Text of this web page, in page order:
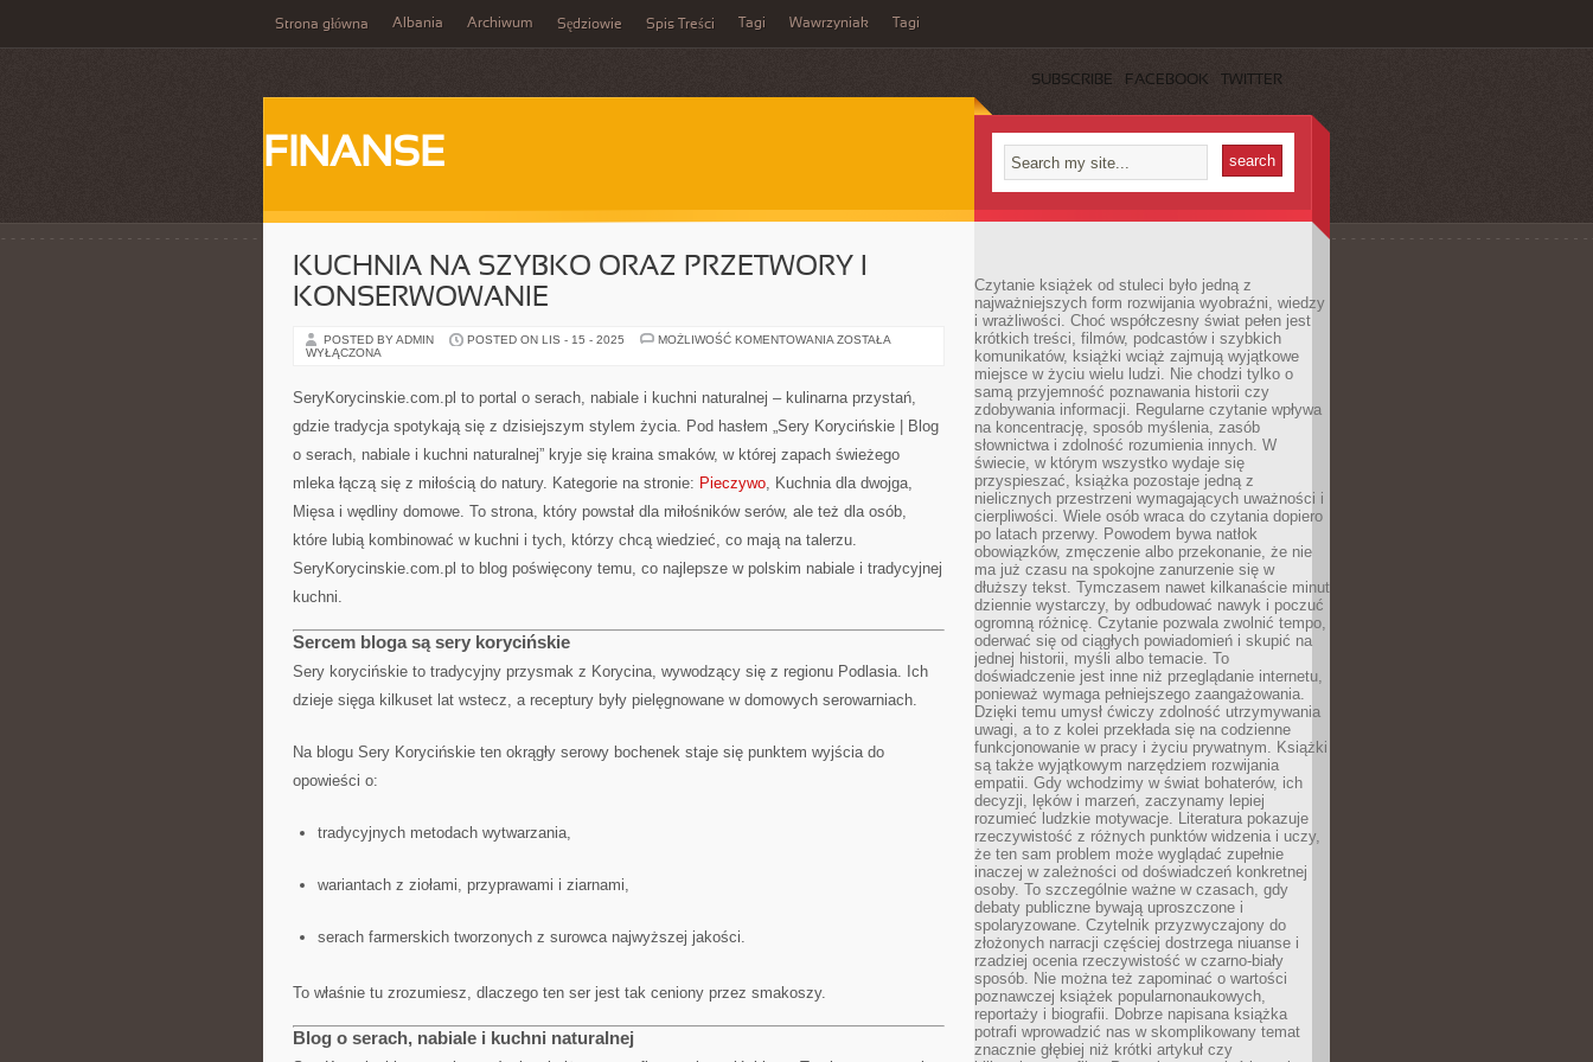
Strona główna Albania Archiwum Sędziowie Spis Treści Tagi Wawrzyniak Tagi
SUBSCRIBE FACEBOOK TWITTER
FINANSE
KUCHNIA NA SZYBKO ORAZ PRZETWORY I
KONSERWOWANIE
POSTED BY ADMIN POSTED ON LIS - 15 - 2025 MOŻLIWOŚĆ KOMENTOWANIA KUCHNIA
PRZETWORY
I
ZOSTAŁA
WYŁĄCZONA
SeryKorycinskie.com.pl to portal o serach, nabiale i kuchni naturalnej – kulinarna przystań,
gdzie tradycja spotykają się z dzisiejszym stylem życia. Pod hasłem „Sery Korycińskie | Blog
o serach, nabiale i kuchni naturalnej” kryje się kraina smaków, w której zapach świeżego
mleka łączą się z miłością do natury. Kategorie na stronie: Pieczywo, Kuchnia dla dwojga,
Mięsa i wędliny domowe. To strona, który powstał dla miłośników serów, ale też dla osób,
które lubią kombinować w kuchni i tych, którzy chcą wiedzieć, co mają na talerzu.
SeryKorycinskie.com.pl to blog poświęcony temu, co najlepsze w polskim nabiale i tradycyjnej
kuchni.
Sercem bloga są sery korycińskie
Sery korycińskie to tradycyjny przysmak z Korycina, wywodzący się z regionu Podlasia. Ich
dzieje sięga kilkuset lat wstecz, a receptury były pielęgnowane w domowych serowarniach.
Na blogu Sery Korycińskie ten okrągły serowy bochenek staje się punktem wyjścia do
opowieści o:
tradycyjnych metodach wytwarzania,
wariantach z ziołami, przyprawami i ziarnami,
serach farmerskich tworzonych z surowca najwyższej jakości.
To właśnie tu zrozumiesz, dlaczego ten ser jest tak ceniony przez smakoszy.
Blog o serach, nabiale i kuchni naturalnej
Czytanie książek od stuleci było jedną z
najważniejszych form rozwijania wyobraźni, wiedzy
i wrażliwości. Choć współczesny świat pełen jest
krótkich treści, filmów, podcastów i szybkich
komunikatów, książki wciąż zajmują wyjątkowe
miejsce w życiu wielu ludzi. Nie chodzi tylko o
samą przyjemność poznawania historii czy
zdobywania informacji. Regularne czytanie wpływa
na koncentrację, sposób myślenia, zasób
słownictwa i zdolność rozumienia innych. W
świecie, w którym wszystko wydaje się
przyspieszać, książka pozostaje jedną z
nielicznych przestrzeni wymagających uważności i
cierpliwości. Wiele osób wraca do czytania dopiero
po latach przerwy. Powodem bywa natłok
obowiązków, zmęczenie albo przekonanie, że nie
ma już czasu na spokojne zanurzenie się w
dłuższy tekst. Tymczasem nawet kilkanaście minut
dziennie wystarczy, by odbudować nawyk i poczuć
ogromną różnicę. Czytanie pozwala zwolnić tempo,
oderwać się od ciągłych powiadomień i skupić na
jednej historii, myśli albo temacie. To
doświadczenie jest inne niż przeglądanie internetu,
ponieważ wymaga pełniejszego zaangażowania.
Dzięki temu umysł ćwiczy zdolność utrzymywania
uwagi, a to z kolei przekłada się na codzienne
funkcjonowanie w pracy i życiu prywatnym. Książki
są także wyjątkowym narzędziem rozwijania
empatii. Gdy wchodzimy w świat bohaterów, ich
decyzji, lęków i marzeń, zaczynamy lepiej
rozumieć ludzkie motywacje. Literatura pokazuje
rzeczywistość z różnych punktów widzenia i uczy,
że ten sam problem może wyglądać zupełnie
inaczej w zależności od doświadczeń konkretnej
osoby. To szczególnie ważne w czasach, gdy
debaty publiczne bywają uproszczone i
spolaryzowane. Czytelnik przyzwyczajony do
złożonych narracji częściej dostrzega niuanse i
rzadziej ocenia rzeczywistość w czarno-biały
sposób. Nie można też zapominać o wartości
poznawczej książek popularnonaukowych,
reportaży i biografii. Dobrze napisana książka
potrafi wprowadzić nas w skomplikowany temat
znacznie głębiej niż krótki artykuł czy